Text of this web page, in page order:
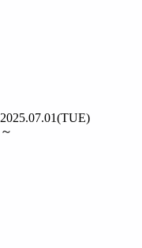
2025.07.01(TUE)
～